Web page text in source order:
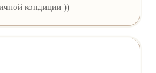
кондиции ))